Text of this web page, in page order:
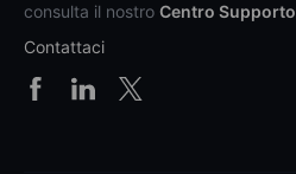
consulta il nostro Centro Supporto
Contattaci